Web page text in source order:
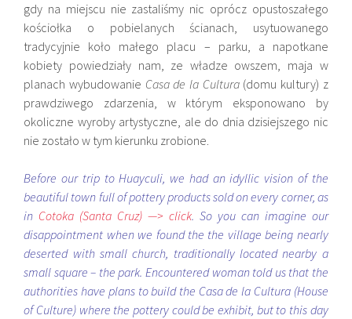
gdy na miejscu nie zastaliśmy nic oprócz opustoszałego
kościołka o pobielanych ścianach, usytuowanego
tradycyjnie koło małego placu – parku, a napotkane
kobiety powiedziały nam, ze władze owszem, maja w
planach wybudowanie Casa de la Cultura(domu kultury) z
prawdziwego zdarzenia, w którym eksponowano by
okoliczne wyroby artystyczne, ale do dnia dzisiejszego nic
nie zostało w tym kierunku zrobione.
Before our trip to Huayculi, we had an idyllic vision of the
beautiful town full of pottery products sold on every corner, as
in Cotoka (Santa Cruz) —> click. So you can imagine our
disappointment when we found the the village being nearly
deserted with small church, traditionally located nearby a
small square – the park. Encountered woman told us that the
authorities have plans to build the Casa de la Cultura (House
of Culture) where the pottery could be exhibit, but to this day